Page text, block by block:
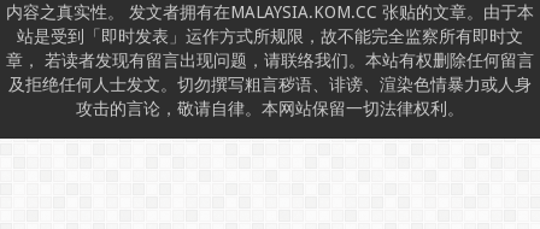
内容之真实性。 发文者拥有在MALAYSIA.KOM.CC 张贴的文章。由于本
站是受到「即时发表」运作方式所规限，故不能完全监察所有即时文
章， 若读者发现有留言出现问题，请联络我们。本站有权删除任何留言
及拒绝任何人士发文。切勿撰写粗言秽语、诽谤、渲染色情暴力或人身
攻击的言论，敬请自律。本网站保留一切法律权利。